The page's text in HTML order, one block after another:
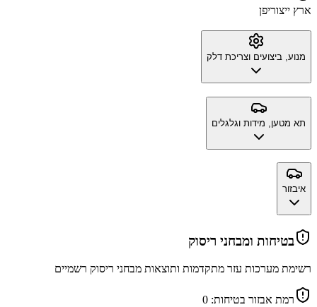
ארץ ייצוריפן
מנוע, ביצועים וצריכת דלק
תא מטען, מידות וגלגלים
איבזור
בטיחות ומבחני ריסוק
רשימת מערכות עזר מתקדמות ותוצאות מבחני ריסוק רשמיים
רמת אבזור בטיחות: 0